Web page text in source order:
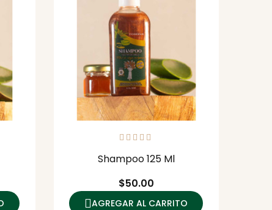
Shampoo 125 Ml
Precio
$50.00
AGREGAR AL CARRITO